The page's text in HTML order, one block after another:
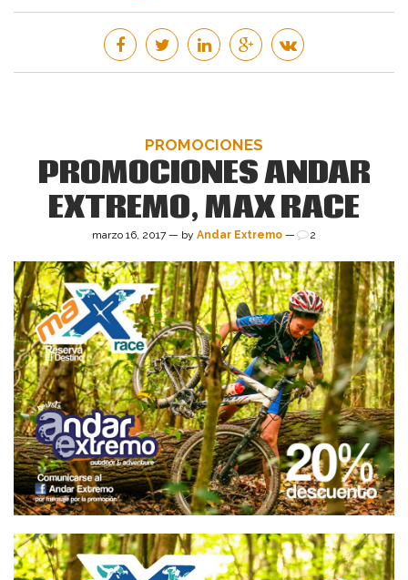
PROMOCIONES
PROMOCIONES ANDAR
EXTREMO, MAX RACE
marzo 16, 2017 — by Andar Extremo— 2